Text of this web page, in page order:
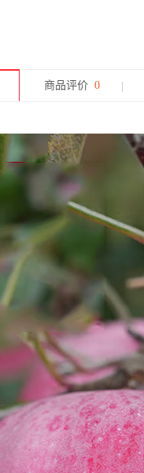
商品评价 0